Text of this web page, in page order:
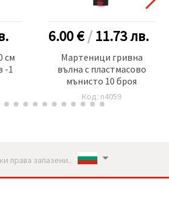
см
-1
6.00 €/11.73лв.
Мартеници гривна
вълна с пластмасово
мънисто 10 броя
Код: n4059
права запазени..